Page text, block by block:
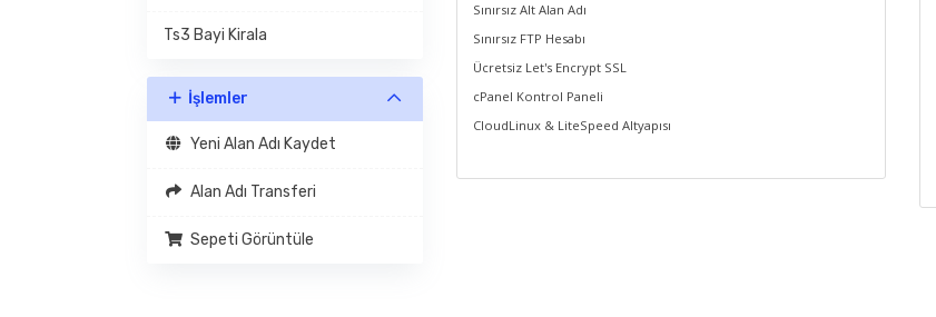
Ts3 Bayi Kirala
İşlemler
Yeni Alan Adı Kaydet
Alan Adı Transferi
Sepeti Görüntüle
Sınırsız Alt Alan Adı
Sınırsız FTP Hesabı
Ücretsiz Let's Encrypt SSL
cPanel Kontrol Paneli
CloudLinux & LiteSpeed Altyapısı